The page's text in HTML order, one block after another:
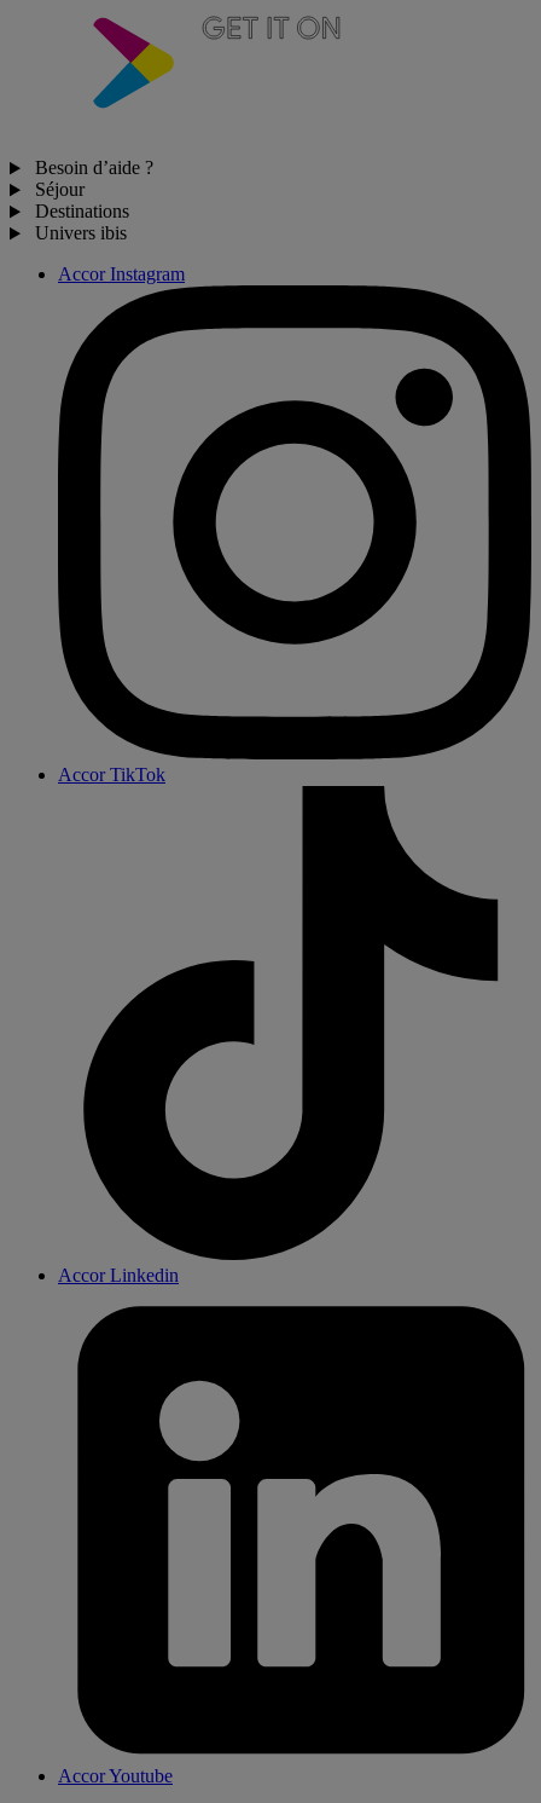
Besoin d’aide ?
Séjour
Destinations
Univers ibis
Accor Instagram
Accor TikTok
Accor Linkedin
Accor Youtube